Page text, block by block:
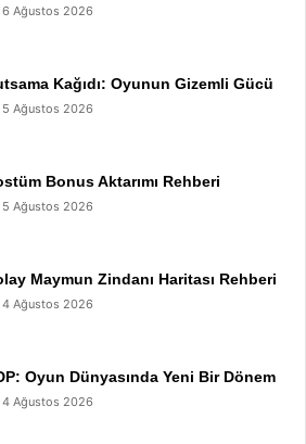
6 Ağustos 2026
Kağıdı: Oyunun Gizemli Gücü
5 Ağustos 2026
Bonus Aktarımı Rehberi
5 Ağustos 2026
Maymun Zindanı Haritası Rehberi
4 Ağustos 2026
Oyun Dünyasında Yeni Bir Dönem
4 Ağustos 2026